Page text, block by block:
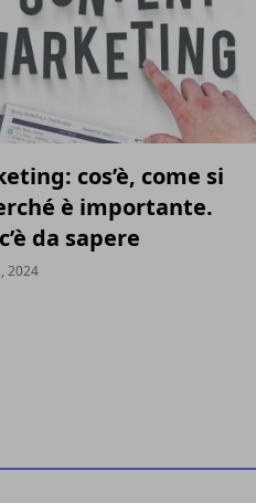
cos’è, come si
è importante.
da sapere
2024